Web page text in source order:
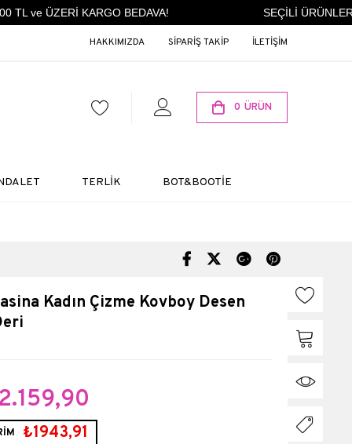
TL ve ÜZERİ KARGO BEDAVA! SEÇİLİ
HAKKIMIZDA SİPARİŞ TAKİP İLETİŞİM
0 ÜRÜN
TERLİK BOT&BOOTİE
Kadın Çizme Kovboy Desen
₺1943,91